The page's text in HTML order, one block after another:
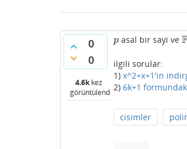
0
0
4.6kkez
görüntülendi
p
pasal bir sayi ve F
ilgili sorular:
1) x^2+x+1'in
2) 6k+1
cisimler